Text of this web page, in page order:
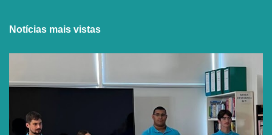
Notícias mais vistas